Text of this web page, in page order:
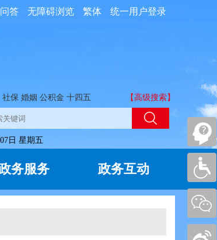
统一用户登录
繁体
无障碍浏览
答
社保 婚姻 公积金 十四五 【高级搜索】
日 星期五
务服务 政务互动